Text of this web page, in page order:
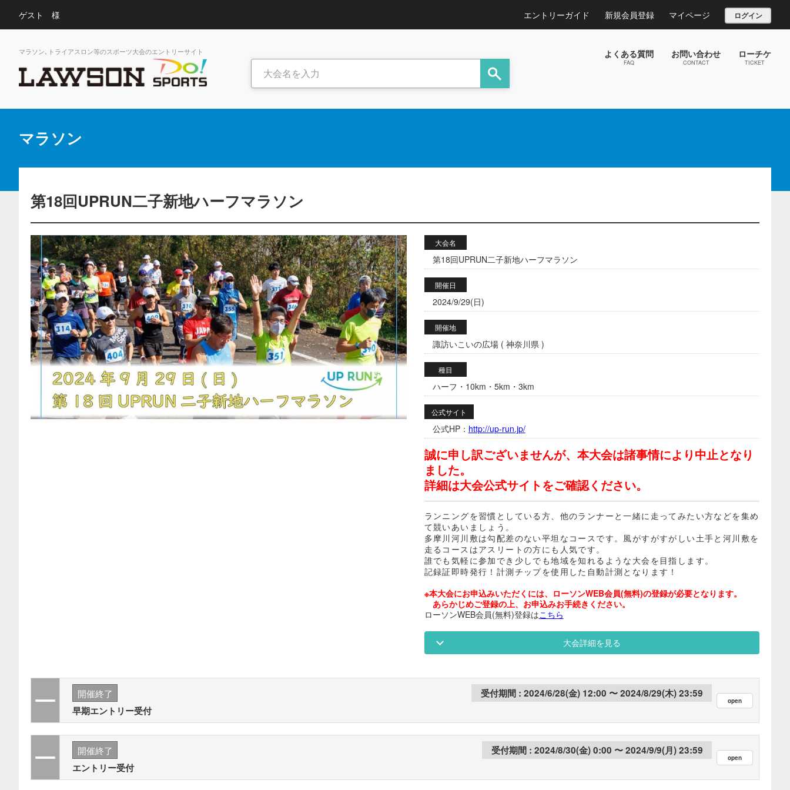
ゲスト 様 エントリーガイド 新規会員登録 マイページ ログイン
マラソン､トライアスロン等のスポーツ大会のエントリーサイト よくある質問
FAQ
お問い合わせ
CONTACT
ローチケ
TICKET
マラソン
第18回UPRUN二子新地ハーフマラソン
大会名
第18回UPRUN二子新地ハーフマラソン
開催日
2024/9/29(日)
開催地
諏訪いこいの広場 ( 神奈川県 )
種目
ハーフ・10km・5km・3km
公式サイト
公式HP： http://up-run.jp/
誠に申し訳ございませんが、本大会は諸事情により中止となり
ました。
詳細は大会公式サイトをご確認ください。
ランニングを習慣としている方、他のランナーと一緒に走ってみたい方などを集め
て競いあいましょう。
多摩川河川敷は勾配差のない平坦なコースです。風がすがすがしい土手と河川敷を
走るコースはアスリートの方にも人気です。
誰でも気軽に参加でき少しでも地域を知れるような大会を目指します。
記録証即時発行！計測チップを使用した自動計測となります！
※本大会にお申込みいただくには、ローソンWEB会員(無料)の登録が必要となります。
あらかじめご登録の上、お申込みお手続きください。
ローソンWEB会員(無料)登録はこちら
大会詳細を見る
開催終了
早期エントリー受付
2024/6/28(金) 12:00 2024/8/29(木) 23:59
開催終了
エントリー受付
2024/8/30(金) 0:00 2024/9/9(月) 23:59